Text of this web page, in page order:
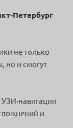
Петербург
не только
но и смогут
навигации
и